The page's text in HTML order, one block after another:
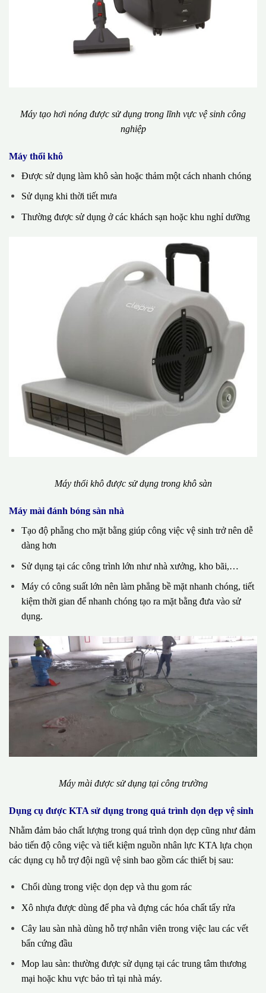
Máy tạo hơi nóng được sử dụng trong lĩnh vực vệ sinh công
nghiệp
Máy thổi khô
Được sử dụng làm khô sàn hoặc thảm một cách nhanh chóng
Sử dụng khi thời tiết mưa
Thường được sử dụng ở các khách sạn hoặc khu nghỉ dưỡng
Máy thổi khô được sử dụng trong khô sàn
Máy mài đánh bóng sàn nhà
Tạo độ phẵng cho mặt bằng giúp công việc vệ sinh trở nên dễ
dàng hơn
Sử dụng tại các công trình lớn như nhà xưởng, kho bãi,…
Máy có công suất lớn nên làm phẳng bề mặt nhanh chóng, tiết
kiệm thời gian để nhanh chóng tạo ra mặt bằng đưa vào sử
dụng.
Máy mài được sử dụng tại công trường
Dụng cụ được KTA sử dụng trong quá trình dọn dẹp vệ sinh
Nhằm đảm bảo chất lượng trong quá trình dọn dẹp cũng như đảm
bảo tiến độ công việc và tiết kiệm nguồn nhân lực KTA lựa chọn
các dụng cụ hỗ trợ đội ngũ vệ sinh bao gồm các thiết bị sau:
Chổi dùng trong việc dọn dẹp và thu gom rác
Xô nhựa được dùng để pha và đựng các hóa chất tẩy rửa
Cây lau sàn nhà dùng hỗ trợ nhân viên trong việc lau các vết
bẩn cứng đầu
Mop lau sàn: thường được sử dụng tại các trung tâm thương
mại hoặc khu vực bảo trì tại nhà máy.